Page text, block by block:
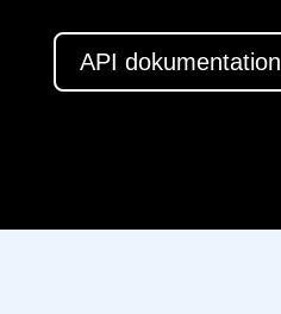
API dokumentation